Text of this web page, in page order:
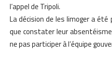
l’appel de Tripoli.
La décision de les limoger a été
que constater leur
ne pas participer à l’équipe